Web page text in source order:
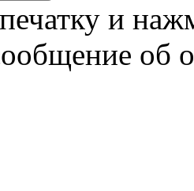
и
об